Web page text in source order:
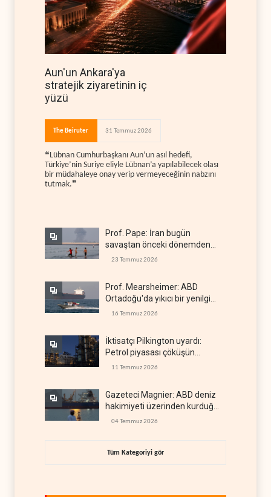
Aun'un Ankara'ya
stratejik ziyaretinin iç
yüzü
The Beiruter 31 Temmuz 2026
❝Lübnan Cumhurbaşkanı Aun’un asıl hedefi,
Türkiye’nin Suriye eliyle Lübnan’a yapılabilecek olası
bir müdahaleye onay verip vermeyeceğinin nabzını
tutmak.❞
Prof. Pape: İran bugün
savaştan önceki dönemden
çok daha güçlü
23 Temmuz 2026
Prof. Mearsheimer: ABD
Ortadoğu'da yıkıcı bir yenilgi
aldı
16 Temmuz 2026
İktisatçı Pilkington uyardı:
Petrol piyasası çöküşün
eşiğinde
11 Temmuz 2026
Gazeteci Magnier: ABD deniz
hakimiyeti üzerinden kurduğu
küresel gücü kaybetti
04 Temmuz 2026
Tüm Kategoriyi gör